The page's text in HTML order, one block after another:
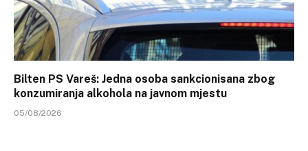
Bilten PS Vareš: Jedna osoba sankcionisana zbog
konzumiranja alkohola na javnom mjestu
05/08/2026